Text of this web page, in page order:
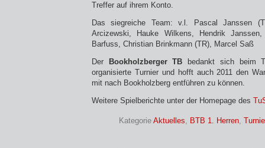
Treffer auf ihrem Konto.
Das siegreiche Team: v.l. Pascal Janssen
Arcizewski, Hauke Wilkens, Hendrik
Barfuss, Christian Brinkmann (TR), Marcel Saß
Der
Bookholzberger TB
bedankt sich beim
organisierte Turnier und hofft auch 2011 den
mit nach Bookholzberg entführen zu können.
Weitere Spielberichte unter der Homepage des
Kategorie Aktuelles, BTB 1. Herren,